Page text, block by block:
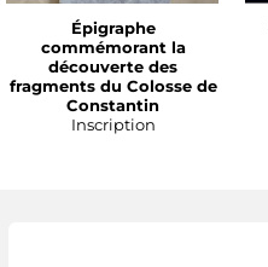
Épigraphe
commémorant la
découverte des
fragments du Colosse de
Constantin
Inscription